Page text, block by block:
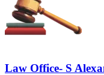
Law Office- S